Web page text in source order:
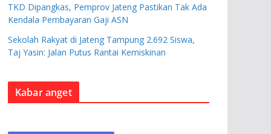
TKD Dipangkas, Pemprov Jateng Pastikan Tak Ada
Kendala Pembayaran Gaji ASN
Sekolah Rakyat di Jateng Tampung 2.692 Siswa,
Taj Yasin: Jalan Putus Rantai Kemiskinan
Kabar anget